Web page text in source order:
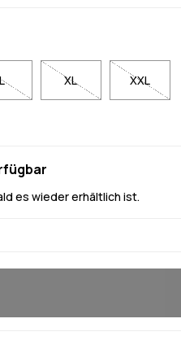
L XL XXL
es wieder erhältlich ist.